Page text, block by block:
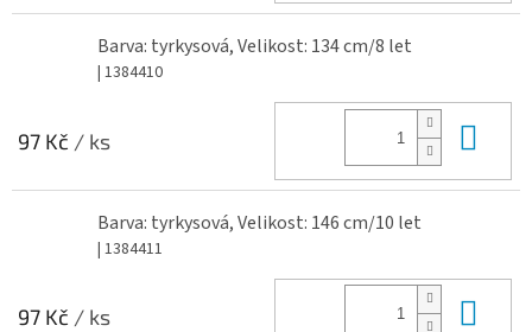
Barva: tyrkysová, Velikost: 134 cm/8 let
| 1384410
97 Kč / ks
Barva: tyrkysová, Velikost: 146 cm/10 let
| 1384411
97 Kč / ks